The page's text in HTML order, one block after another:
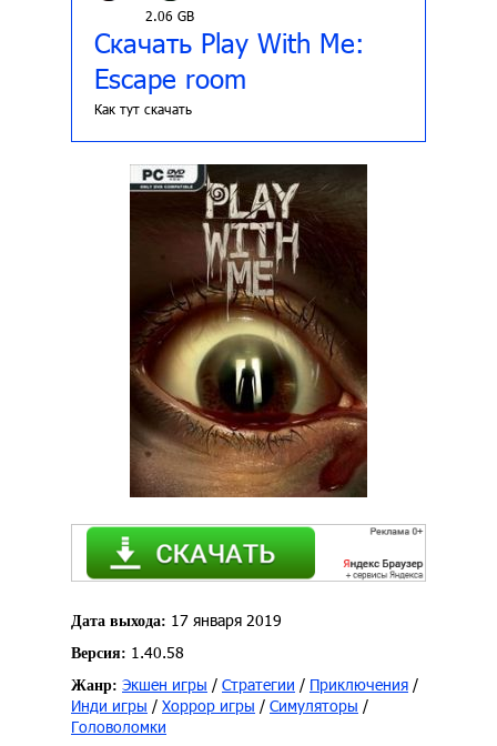
2.06 GB
Скачать Play With Me:
Escape room
Как тут скачать
Дата выхода: 17 января 2019
Версия: 1.40.58
Жанр: Экшен игры / Стратегии / Приключения /
Инди игры / Хоррор игры / Симуляторы /
Головоломки